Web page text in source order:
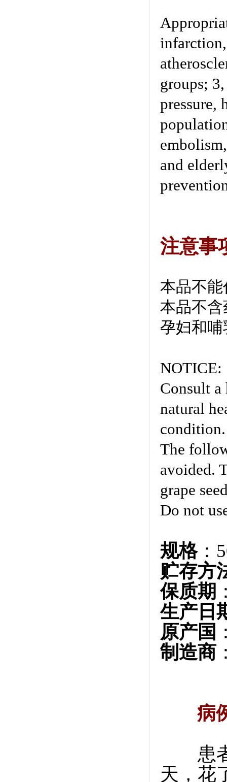
groups;
pressure,
and
注意事
本品不
本品不
孕妇和
NOTICE:
Consult a
natural
The
avoided.
grape
Do not
规格：
贮存方
保质期
生产日
原产国
制造商
病
患者
天，花